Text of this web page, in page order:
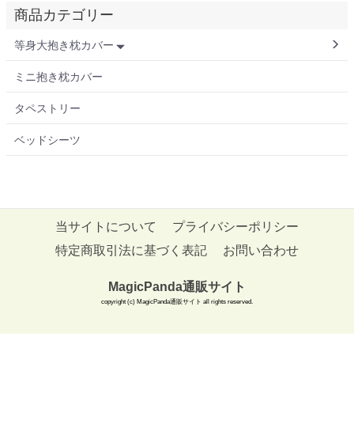
商品カテゴリー
等身大抱き枕カバー
ミニ抱き枕カバー
タペストリー
ベッドシーツ
当サイトについて
プライバシーポリシー
特定商取引法に基づく表記
お問い合わせ
MagicPanda通販サイト
copyright (c) MagicPanda通販サイト all rights reserved.